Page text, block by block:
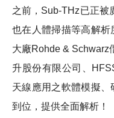
之前，Sub-THz已正被
也在人體掃描等高解
大廠Rohde & Schwarz
升股份有限公司、
天線應用之軟體模擬
到位，提供全面解析！